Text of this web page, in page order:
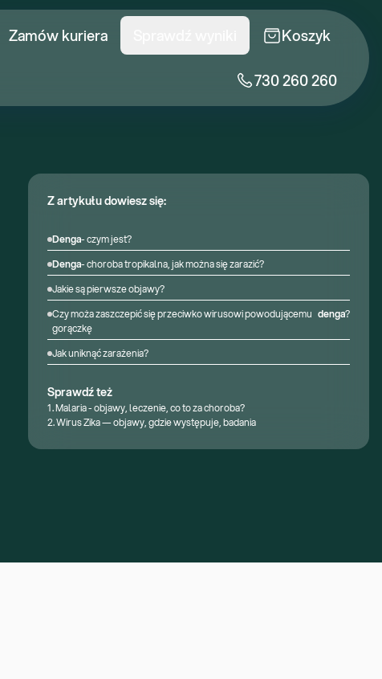
Zamów kuriera Koszyk
730 260 260
Z artykułu dowiesz się:
Denga- czym jest?
Denga- choroba tropikalna, jak można się zarazić?
Jakie są pierwsze objawy?
Czy moża zaszczepić się przeciwko wirusowi powodującemu
gorączkę
denga?
Jak uniknąć zarażenia?
Sprawdź też
1 . Malaria - objawy, leczenie, co to za choroba?
2. Wirus Zika — objawy, gdzie występuje, badania